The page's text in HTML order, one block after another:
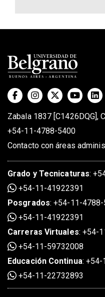
Zabala 1837 [C1426DQG],
+54-11-4788-5400
Contacto con áreas
Grado y Tecnicaturas:
+54-11-41922391
Posgrados:+54-11-
+54-11-41922391
Carreras Virtuales:+54-
+54-11-59732008
Educación Continua:+54-
+54-11-22732893